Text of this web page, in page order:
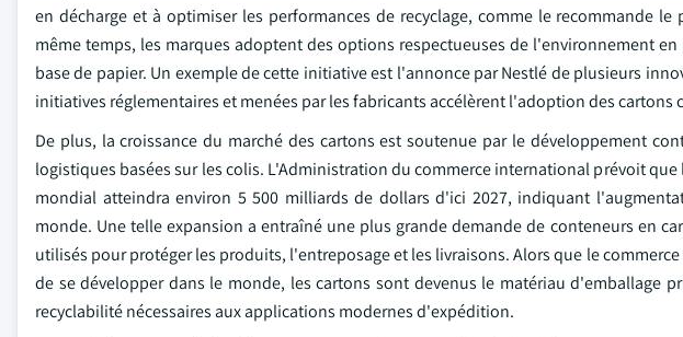
en décharge et à optimiser les performances de recyclage, comme le recommande
même temps, les marques adoptent des options respectueuses de l'environnement
base de papier. Un exemple de cette initiative est l'annonce par Nestlé de plusieurs
initiatives réglementaires et menées par les fabricants accélèrent l'adoption des
De plus, la croissance du marché des cartons est soutenue par le développement
logistiques basées sur les colis. L'Administration du commerce international prévoit
mondial atteindra environ 5 500 milliards de dollars d'ici 2027, indiquant
monde. Une telle expansion a entraîné une plus grande demande de conteneurs en
utilisés pour protéger les produits, l'entreposage et les livraisons. Alors que le
de se développer dans le monde, les cartons sont devenus le matériau d'emballage
recyclabilité nécessaires aux applications modernes d'expédition.